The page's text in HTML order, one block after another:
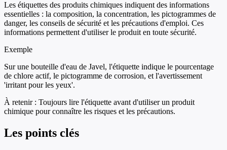
Les étiquettes des produits chimiques indiquent des informations
essentielles : la composition, la concentration, les pictogrammes de
danger, les conseils de sécurité et les précautions d'emploi. Ces
informations permettent d'utiliser le produit en toute sécurité.
Exemple
Sur une bouteille d'eau de Javel, l'étiquette indique le pourcentage
de chlore actif, le pictogramme de corrosion, et l'avertissement
'irritant pour les yeux'.
À retenir : Toujours lire l'étiquette avant d'utiliser un produit
chimique pour connaître les risques et les précautions.
Les points clés